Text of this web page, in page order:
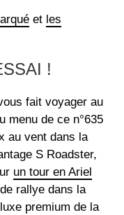
et les
!
fait voyager au
menu de ce n°635
au vent dans la
S Roadster,
un tour en Ariel
rallye dans la
premium de la